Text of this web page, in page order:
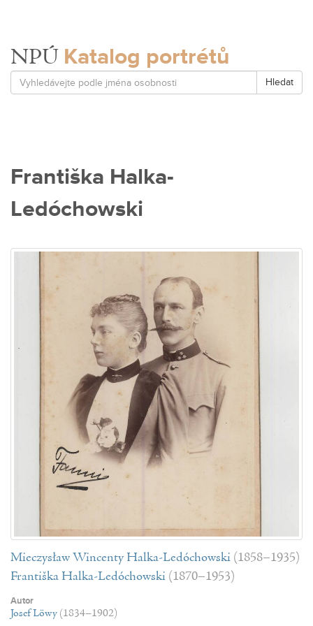
NPÚ Katalog portrétů
Hledat
Františka Halka-
Ledóchowski
Mieczysław Wincenty Halka-Ledóchowski (1858–1935)
Františka Halka-Ledóchowski (1870–1953)
Autor
Josef Löwy (1834–1902)